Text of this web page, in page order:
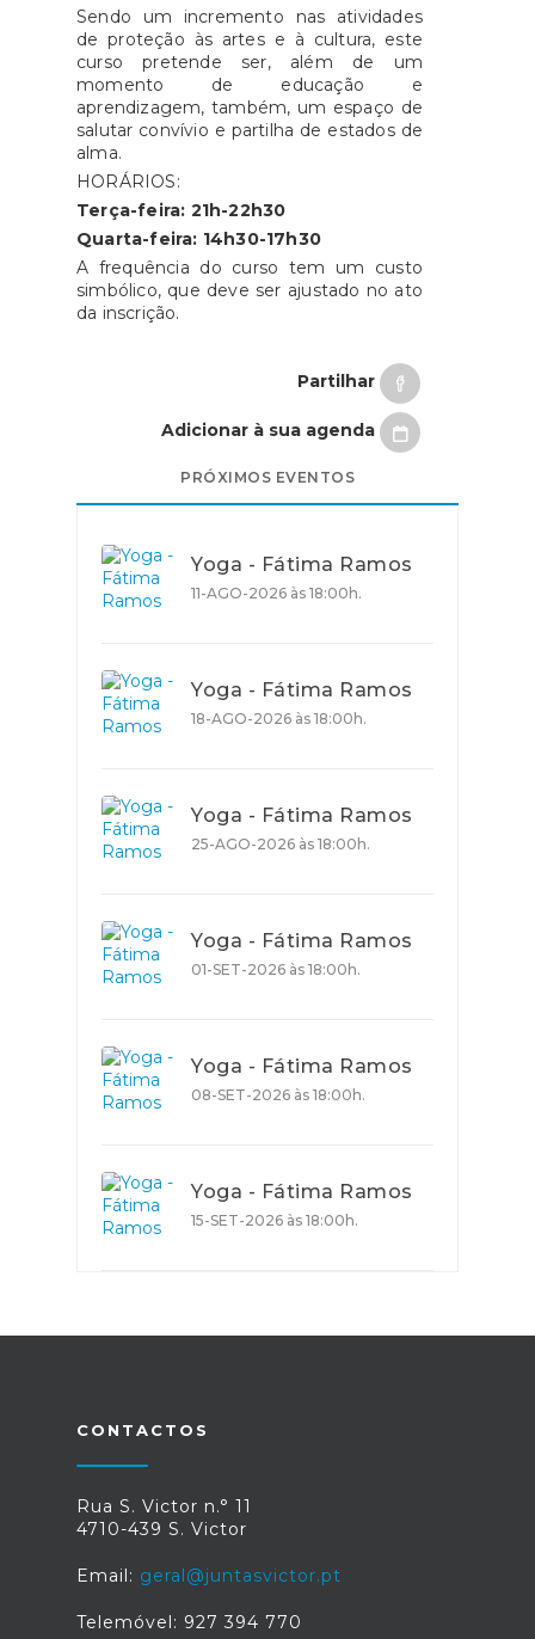
Sendo um incremento nas atividades
de proteção às artes e à cultura, este
curso pretende ser, além de um
momento de educação e
aprendizagem, também, um espaço de
salutar convívio e partilha de estados de
alma.
HORÁRIOS:
Terça-feira: 21h-22h30
Quarta-feira: 14h30-17h30
A frequência do curso tem um custo
simbólico, que deve ser ajustado no ato
da inscrição.
Partilhar
Adicionar à sua agenda
PRÓXIMOS EVENTOS
Yoga - Fátima Ramos
11-AGO-2026 às 18:00h.
Yoga - Fátima Ramos
18-AGO-2026 às 18:00h.
Yoga - Fátima Ramos
25-AGO-2026 às 18:00h.
Yoga - Fátima Ramos
01-SET-2026 às 18:00h.
Yoga - Fátima Ramos
08-SET-2026 às 18:00h.
Yoga - Fátima Ramos
15-SET-2026 às 18:00h.
CONTACTOS
Rua S. Victor n.° 11
4710-439 S. Victor
Email: geral@juntasvictor.pt
Telemóvel: 927 394 770